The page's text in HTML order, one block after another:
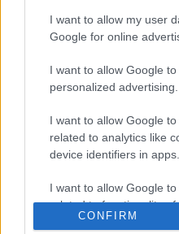
I want to allow my user
Google for online
I want to allow Google
personalized advertising.
I want to allow Google
related to analytics like
device identifiers in apps.
I want to allow Google
related to functionality of
CONFIRM
fejtette ki a tervező, aki már
érkezett A három